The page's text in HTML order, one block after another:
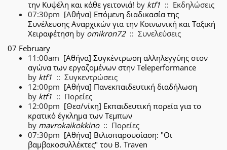
την Κυψέλη και κάθε γειτονιά! by ktf1 :: Εκδηλώσεις
07:30pm [Αθήνα] Επόμενη διαδικασία της
Συνέλευσης Αναρχικών για την Κοινωνική και Ταξική
Χειραφέτηση by omikron72:: Συνελεύσεις
07 February
11:00am [Αθήνα] Συγκέντρωση αλληλεγγύης στον
αγώνα των εργαζομένων στην Teleperformance
by ktf1 :: Συγκεντρώσεις
12:00pm [Αθήνα] Πανεκπαιδευτική διαδήλωση
by ktf1 :: Πορείες
12:00pm [Θεσ/νίκη] Εκπαιδευτική πορεία για το
κρατικό έγκλημα των Τεμπων
by mavrokaikokkino:: Πορείες
07:30pm [Αθήνα] Βιλιοπαρουσίαση: "Οι
βαμβακοσυλλέκτες" του B. Traven